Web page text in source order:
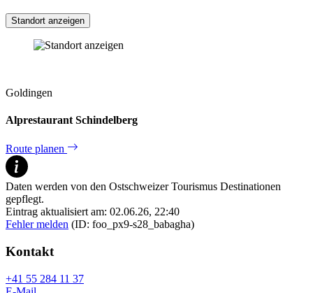
Standort anzeigen
Goldingen
Alprestaurant Schindelberg
Route planen
Daten werden von den Ostschweizer Tourismus Destinationen
gepflegt.
Eintrag aktualisiert am: 02.06.26, 22:40
Fehler melden (ID: foo_px9-s28_babagha)
Kontakt
+41 55 284 11 37